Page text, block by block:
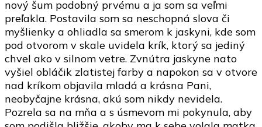
nový šum podobný prvému a ja som sa veľmi
preľakla. Postavila som sa neschopná slova či
myšlienky a ohliadla sa smerom k jaskyni, kde som
pod otvorom v skale uvidela krík, ktorý sa jediný
chvel ako v silnom vetre. Zvnútra jaskyne nato
vyšiel obláčik zlatistej farby a napokon sa v otvore
nad kríkom objavila mladá a krásna Pani,
neobyčajne krásna, akú som nikdy nevidela.
Pozrela sa na mňa a s úsmevom mi pokynula, aby